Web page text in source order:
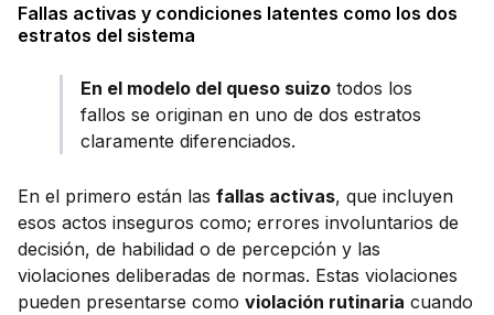
Fallas activas y condiciones latentes como los dos
estratos del sistema
En el modelo del queso suizo todos los
fallos se originan en uno de dos estratos
claramente diferenciados.
En el primero están las fallas activas, que incluyen
esos actos inseguros como; errores involuntarios de
decisión, de habilidad o de percepción y las
violaciones deliberadas de normas. Estas violaciones
pueden presentarse como violación rutinaria cuando